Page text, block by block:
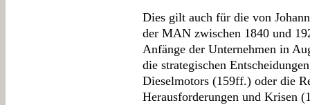
Dies gilt auch für die von
der MAN zwischen 1840 und
Anfänge der Unternehmen in
die strategischen
Dieselmotors (159ff.) oder die
Herausforderungen und Krisen